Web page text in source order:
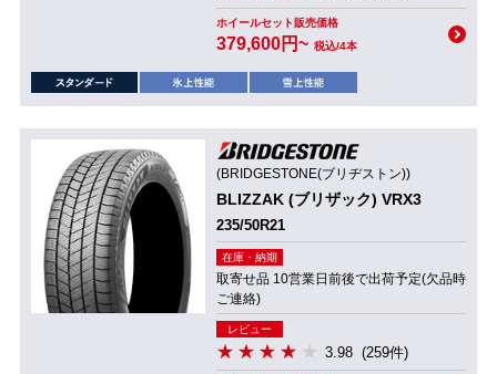
ホイールセット販売価格
379,600円~ 税込/4本
(BRIDGESTONE(ブリヂストン))
BLIZZAK (ブリザック) VRX3
235/50R21
在庫・納期
取寄せ品 10営業日前後で出荷予定(欠品時
ご連絡)
レビュー
3.98 (259件)